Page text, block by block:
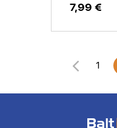
7,99 €
1